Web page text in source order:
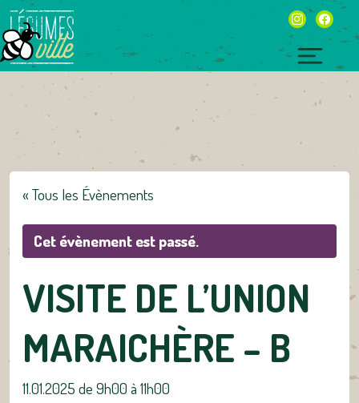
Skip
to
content
instagram
« Tous les Évènements
Cet évènement est passé.
VISITE DE L’UNION
MARAICHÈRE – B
11.01.2025 de 9h00 à 11h00